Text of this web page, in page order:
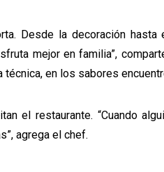
Desde la decoración
mejor en familia”,
en los sabores
el restaurante. “Cuando
agrega el chef.